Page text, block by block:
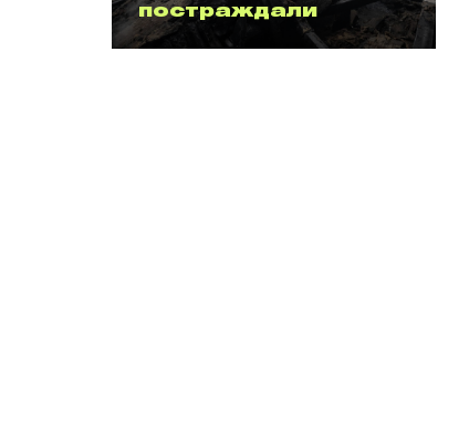
постраждали